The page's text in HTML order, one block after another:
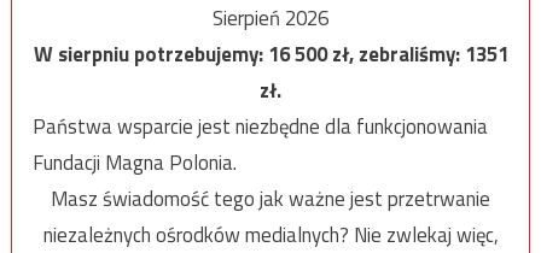
Sierpień 2026
W sierpniu potrzebujemy:16 500zł, zebraliśmy:1351
zł.
Państwa wsparcie jest niezbędne dla funkcjonowania
Fundacji Magna Polonia.
Masz świadomość tego jak ważne jest przetrwanie
niezależnych ośrodków medialnych? Nie zwlekaj więc,